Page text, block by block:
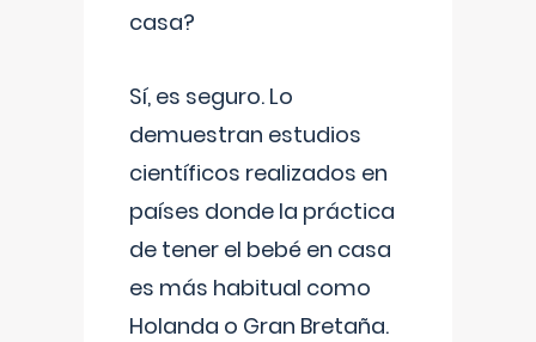
casa?
Sí, es seguro. Lo
demuestran estudios
científicos realizados en
países donde la práctica
de tener el bebé en casa
es más habitual como
Holanda o Gran Bretaña.